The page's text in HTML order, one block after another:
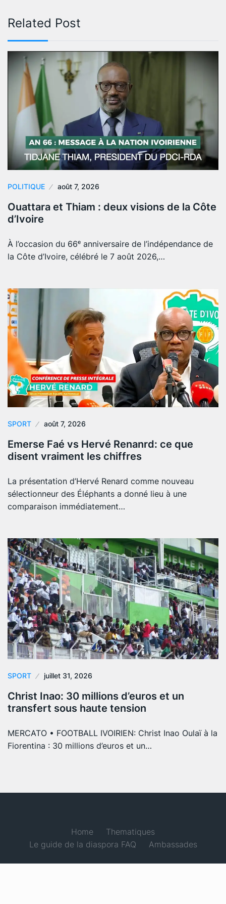
Related Post
POLITIQUE août 7, 2026
Ouattara et Thiam : deux visions de la Côte
d’Ivoire
À l’occasion du 66ᵉ anniversaire de l’indépendance de
la Côte d’Ivoire, célébré le 7 août 2026,…
SPORT août 7, 2026
Emerse Faé vs Hervé Renanrd: ce que
disent vraiment les chiffres
La présentation d’Hervé Renard comme nouveau
sélectionneur des Éléphants a donné lieu à une
comparaison immédiatement…
SPORT juillet 31, 2026
Christ Inao: 30 millions d’euros et un
transfert sous haute tension
MERCATO • FOOTBALL IVOIRIEN: Christ Inao Oulaï à la
Fiorentina : 30 millions d’euros et un…
Home
Thematiques
Le guide de la diaspora FAQ
Ambassades